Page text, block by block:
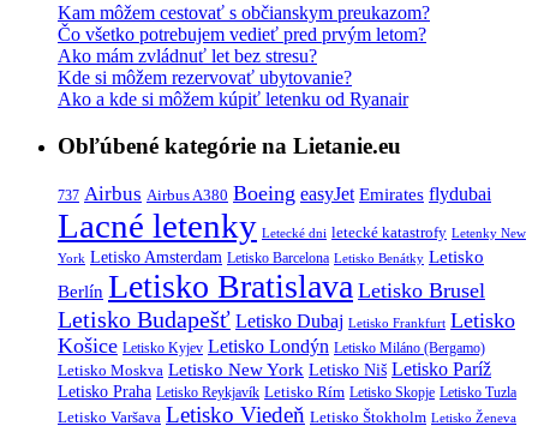
Kam môžem cestovať s občianskym preukazom?
Čo všetko potrebujem vedieť pred prvým letom?
Ako mám zvládnuť let bez stresu?
Kde si môžem rezervovať ubytovanie?
Ako a kde si môžem kúpiť letenku od Ryanair
Obľúbené kategórie na Lietanie.eu
737 Airbus Airbus A380 Boeing easyJet Emirates flydubai
Lacné letenky Letecké dni letecké katastrofy Letenky New
York Letisko Amsterdam Letisko Barcelona Letisko Benátky Letisko
Berlín Letisko Bratislava Letisko Brusel
Letisko Budapešť Letisko Dubaj Letisko Frankfurt Letisko
Košice Letisko Kyjev Letisko Londýn Letisko Miláno (Bergamo)
Letisko Moskva Letisko New York Letisko Niš Letisko Paríž
Letisko Praha Letisko Reykjavík Letisko Rím Letisko Skopje Letisko Tuzla
Letisko Varšava Letisko Viedeň Letisko Štokholm Letisko Ženeva